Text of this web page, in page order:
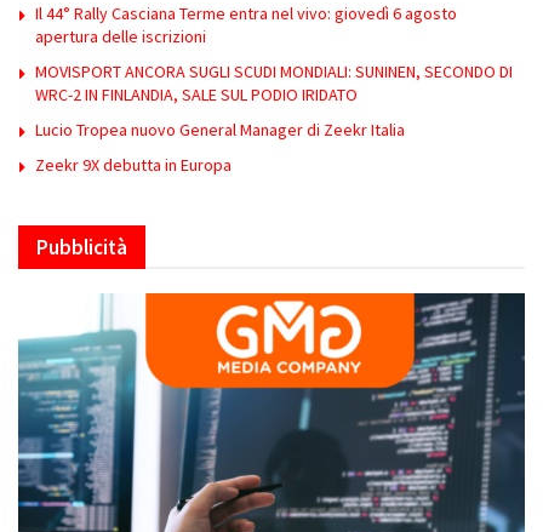
Il 44° Rally Casciana Terme entra nel vivo: giovedì 6 agosto
apertura delle iscrizioni
MOVISPORT ANCORA SUGLI SCUDI MONDIALI: SUNINEN, SECONDO DI
WRC-2 IN FINLANDIA, SALE SUL PODIO IRIDATO
Lucio Tropea nuovo General Manager di Zeekr Italia
Zeekr 9X debutta in Europa
Pubblicità